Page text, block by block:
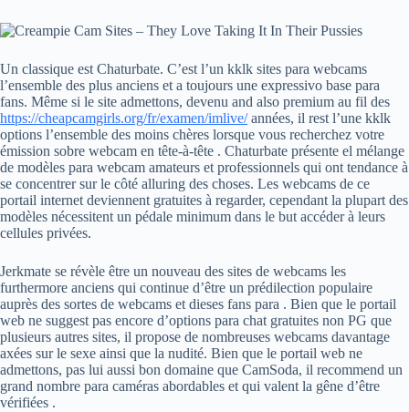
Un classique est Chaturbate. C’est l’un kklk sites para webcams
l’ensemble des plus anciens et a toujours une expressivo base para
fans. Même si le site admettons, devenu and also premium au fil des
https://cheapcamgirls.org/fr/examen/imlive/années, il rest l’une kklk
options l’ensemble des moins chères lorsque vous recherchez votre
émission sobre webcam en tête-à-tête . Chaturbate présente el mélange
de modèles para webcam amateurs et professionnels qui ont tendance à
se concentrer sur le côté alluring des choses. Les webcams de ce
portail internet deviennent gratuites à regarder, cependant la plupart des
modèles nécessitent un pédale minimum dans le but accéder à leurs
cellules privées.
Jerkmate se révèle être un nouveau des sites de webcams les
furthermore anciens qui continue d’être un prédilection populaire
auprès des sortes de webcams et dieses fans para . Bien que le portail
web ne suggest pas encore d’options para chat gratuites non PG que
plusieurs autres sites, il propose de nombreuses webcams davantage
axées sur le sexe ainsi que la nudité. Bien que le portail web ne
admettons, pas lui aussi bon domaine que CamSoda, il recommend un
grand nombre para caméras abordables et qui valent la gêne d’être
vérifiées .